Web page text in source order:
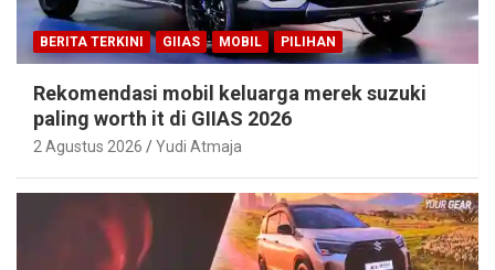
BERITA TERKINI GIIAS MOBIL PILIHAN
Rekomendasi mobil keluarga merek suzuki
paling worth it di GIIAS 2026
2 Agustus 2026 Yudi Atmaja